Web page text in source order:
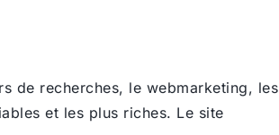
de recherches, le webmarketing, les
et les plus riches. Le site